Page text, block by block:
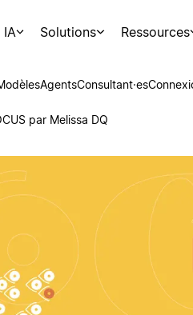
IA Solutions Ressources
AgentsConsultant·es
par Melissa DQ